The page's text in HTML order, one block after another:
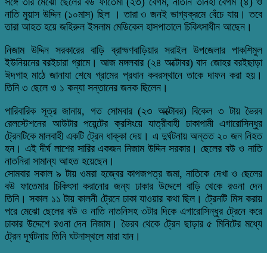
নাতি মুয়াস উদ্দিন (১০মাস) ছিল । তারা ৩ জনই ভাগ্যক্রমে বেঁচে যায়। তবে
তারা আহত হয়ে জহিরুল ইসলাম মেডিকেল হাসপাতালে চিকিৎসাধীন আছেন।
নিজাম উদ্দিন সরকারের বাড়ি ব্রাহ্মণবাড়িয়ার সরাইল উপজেলার পাকশিমুল
ইউনিয়নের বরইচারা গ্রামে। আজ মঙ্গলবার (২৪ অক্টোবর) বাদ জোহর বরইছাড়া
ঈদগাহ মাঠে জানাযা শেষে গ্রামের প্রধান কবরস্থানে তাকে দাফন করা হয়।
তিনি ৩ ছেলে ও ১ কন্যা সন্তানের জনক ছিলেন।
পারিবারিক সূত্র জানায়, গত সোমবার (২৩ অক্টোবর) বিকেল ৩ টায় ভৈরব
রেলস্টেশনের আউটার পয়েন্টের ক্রসিংয়ে যাত্রীবাহী ঢাকাগামী এগারোসিন্ধুর
ট্রেনটিকে মালবাহী একটি ট্রেন ধাক্কা দেয়। এ দুর্ঘটনায় অন্তত ২০ জন নিহত
হন। এই দীর্ঘ লাশের সারির একজন নিজাম উদ্দিন সরকার। ছেলের বউ ও নাতি
নাতনিরা সামান্য আহত হয়েছেন।
সোমবার সকাল ৯ টায় ওমরা হজ্বের কাগজপত্র জমা, নাতিকে দেখা ও ছেলের
বউ ফাতেমার চিকিৎসা করানোর জন্য ঢাকার উদ্দেশে বাড়ি থেকে রওনা দেন
তিনি। সকাল ১১ টায় কালনী ট্রেনে ঢাকা যাওয়ার কথা ছিল। ট্রেনটি মিস করায়
পরে মেঝো ছেলের বউ ও নাতি নাতনিসহ ৩টার দিকে এগারোসিন্ধুর ট্রেনে করে
ঢাকার উদ্দেশে রওনা দেন নিজাম। ভৈরব থেকে ট্রেন ছাড়ার ৫ মিনিটের মধ্যে
ট্রেন দূর্ঘটনায় তিনি ঘটনাস্থলে মারা যান।